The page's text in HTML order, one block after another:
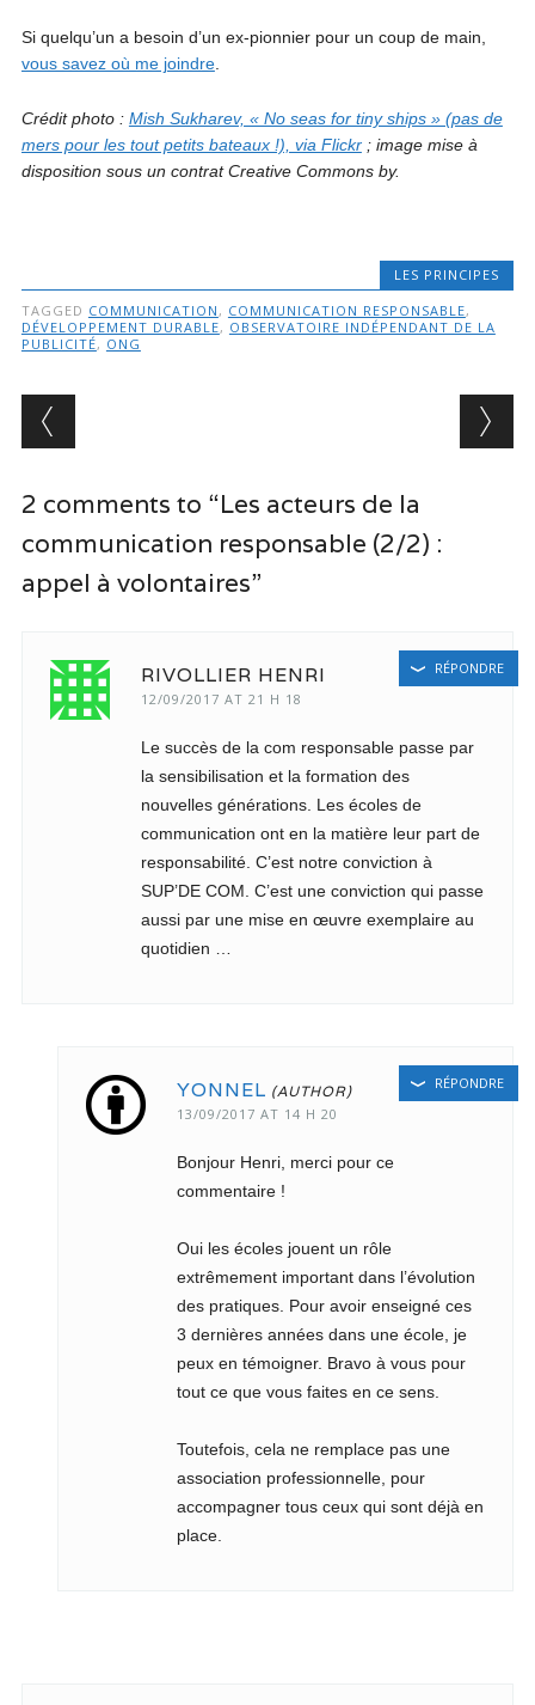
Si quelqu’un a besoin d’un ex-pionnier pour un coup de main,
vous savez où me joindre.
Crédit photo : Mish Sukharev, « No seas for tiny ships » (pas de
mers pour les tout petits bateaux !), via Flickr; image mise à
disposition sous un contrat Creative Commons by.
LES PRINCIPES
TAGGED COMMUNICATION , COMMUNICATION RESPONSABLE,
DÉVELOPPEMENT DURABLE, OBSERVATOIRE INDÉPENDANT DE LA
PUBLICITÉ, ONG
Post navigation
2 comments to “Les acteurs de la
communication responsable (2/2) :
appel à volontaires”
RIVOLLIER HENRI
12/09/2017 AT 21 H 18
Le succès de la com responsable passe par
la sensibilisation et la formation des
nouvelles générations. Les écoles de
communication ont en la matière leur part de
responsabilité. C’est notre conviction à
SUP’DE COM. C’est une conviction qui passe
aussi par une mise en œuvre exemplaire au
quotidien …
RÉPONDRE
YONNEL
13/09/2017 AT 14 H 20
Bonjour Henri, merci pour ce
commentaire !
Oui les écoles jouent un rôle
extrêmement important dans l’évolution
des pratiques. Pour avoir enseigné ces
3 dernières années dans une école, je
peux en témoigner. Bravo à vous pour
tout ce que vous faites en ce sens.
Toutefois, cela ne remplace pas une
association professionnelle, pour
accompagner tous ceux qui sont déjà en
place.
RÉPONDRE